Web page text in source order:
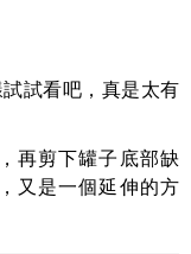
試看吧，真是太有
再剪下罐子底部缺
又是一個延伸的方